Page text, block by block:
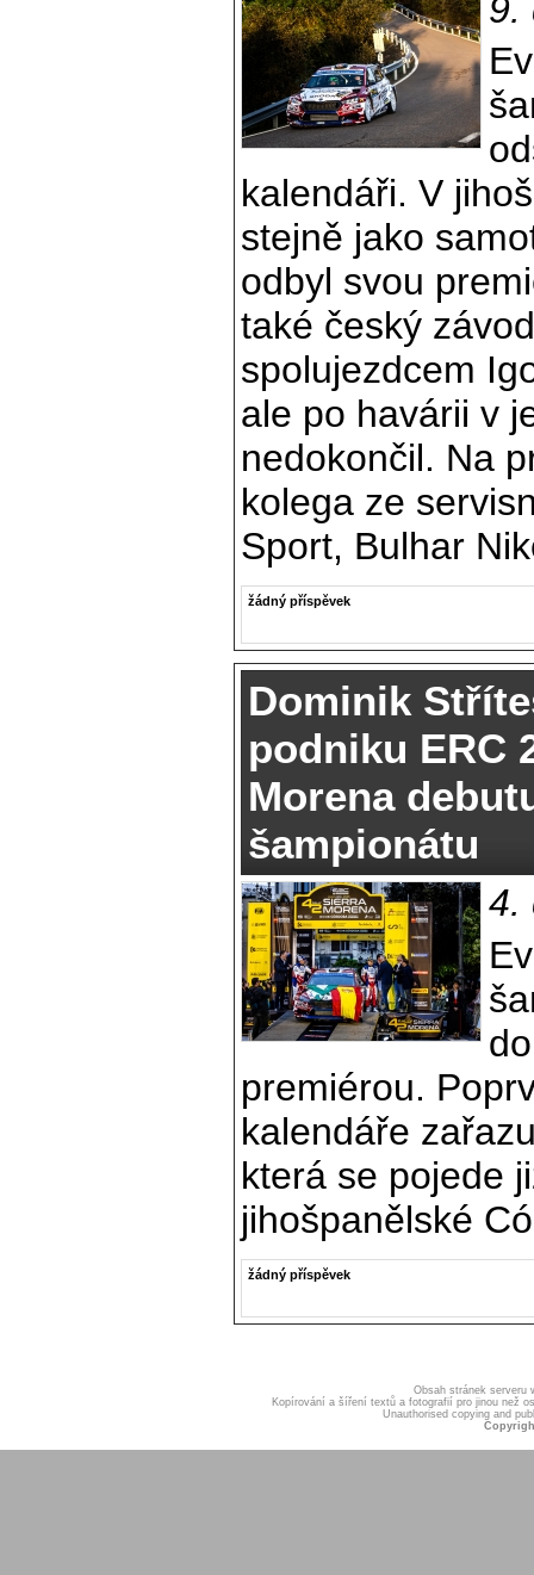
9.
kalendáři. V
stejně jako
odbyl svou
také český
spolujezdcem
ale po havárii v
nedokončil. Na
kolega ze
Sport, Bulhar
žádný příspěvek
Dominik
podniku ERC
Morena
šampionátu
4.
premiérou.
kalendáře
která se pojede
jihošpanělské
žádný příspěvek
Obsah stránek serveru
Kopírování a šíření textů a fotografií pro jinou než
Unauthorised copying and